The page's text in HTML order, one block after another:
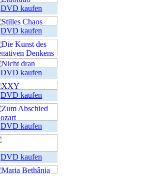
DVD kaufen
DVD kaufen
DVD kaufen
DVD kaufen
DVD kaufen
DVD kaufen